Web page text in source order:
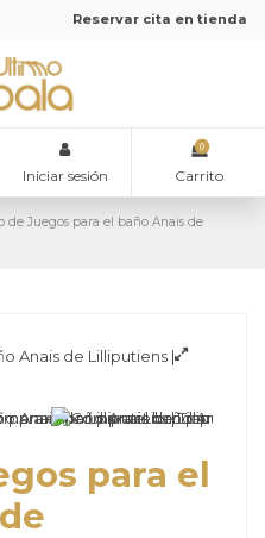
Reservar cita en tienda
Iniciar sesión
0
Carrito
de Juegos para el baño Anais de
para el